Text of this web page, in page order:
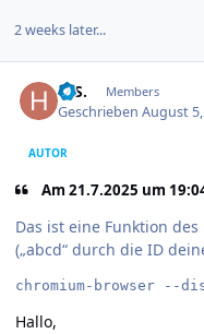
2 weeks later...
H.S. Members
GeschriebenAugust
AUTOR
Am 21.7.2025 um
Das ist eine Funktion
(„abcd“ durch die ID
chromium-browser --
Hallo,